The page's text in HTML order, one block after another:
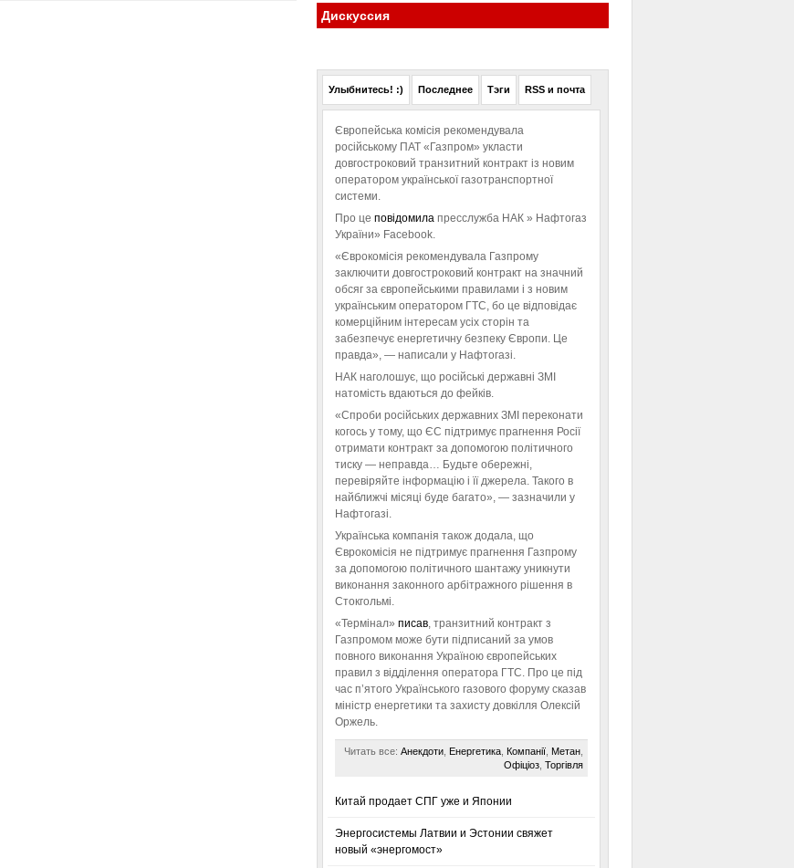
Дискуссия
Улыбнитесь! :) Последнее Тэги RSS и почта
Європейська комісія рекомендувала
російському ПАТ «Газпром» укласти
довгостроковий транзитний контракт із новим
оператором української газотранспортної
системи.
Про це повідомила пресслужба НАК » Нафтогаз
України» Facebook.
«Єврокомісія рекомендувала Газпрому
заключити довгостроковий контракт на значний
обсяг за європейськими правилами і з новим
українським оператором ГТС, бо це відповідає
комерційним інтересам усіх сторін та
забезпечує енергетичну безпеку Європи. Це
правда», — написали у Нафтогазі.
НАК наголошує, що російські державні ЗМІ
натомість вдаються до фейків.
«Спроби російських державних ЗМІ переконати
когось у тому, що ЄС підтримує прагнення Росії
отримати контракт за допомогою політичного
тиску — неправда… Будьте обережні,
перевіряйте інформацію і її джерела. Такого в
найближчі місяці буде багато», — зазначили у
Нафтогазі.
Українська компанія також додала, що
Єврокомісія не підтримує прагнення Газпрому
за допомогою політичного шантажу уникнути
виконання законного арбітражного рішення в
Стокгольмі.
«Термінал» писав, транзитний контракт з
Газпромом може бути підписаний за умов
повного виконання Україною європейських
правил з відділення оператора ГТС. Про це під
час п’ятого Українського газового форуму сказав
міністр енергетики та захисту довкілля Олексій
Оржель.
Читать все: Анекдоти, Енергетика, Компанії, Метан,
Офіціоз, Торгівля
Китай продает СПГ уже и Японии
Энергосистемы Латвии и Эстонии свяжет
новый «энергомост»